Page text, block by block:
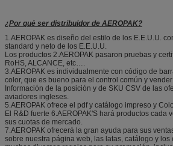
¿Por qué ser distribuidor de AEROPAK?
1.AEROPAK es diseño del estilo de los E.E.U.U.
standard y neto de los E.E.U.U.
Los productos 2.AEROPAK pasaron pruebas y
RoHS, ALCANCE, etc….
3.AEROPAK es individualmente con código de
color, que es bueno para el control común y
Información de la posición y de SKU CSV de las
aviadores ingleses.
5.AEROPAK ofrece el pdf y catálogo impreso y
El R&D fuerte 6.AEROPAK'S hará productos cada
sus cuotas de mercado.
7.AEROPAK ofrecerá la gran ayuda para sus
sobre nuestra página web, las latas, catálogo y los